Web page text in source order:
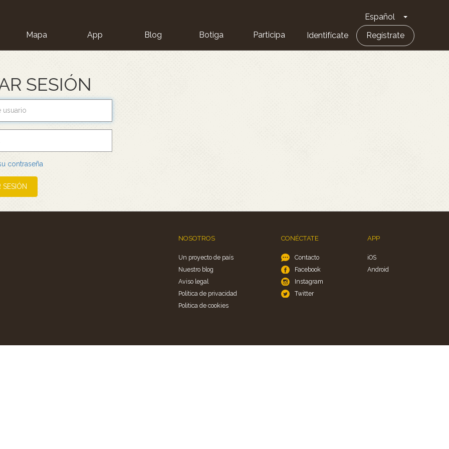
Español Toggle
Mapa App Blog Botiga Participa Identifícate Regístrate
SESIÓN
contraseña
SESIÓN
NOSOTROS
Un proyecto de país
Nuestro blog
Aviso legal
Política de privacidad
Politica de cookies
CONÉCTATE
Contacto
Facebook
Instagram
Twitter
APP
iOS
Android